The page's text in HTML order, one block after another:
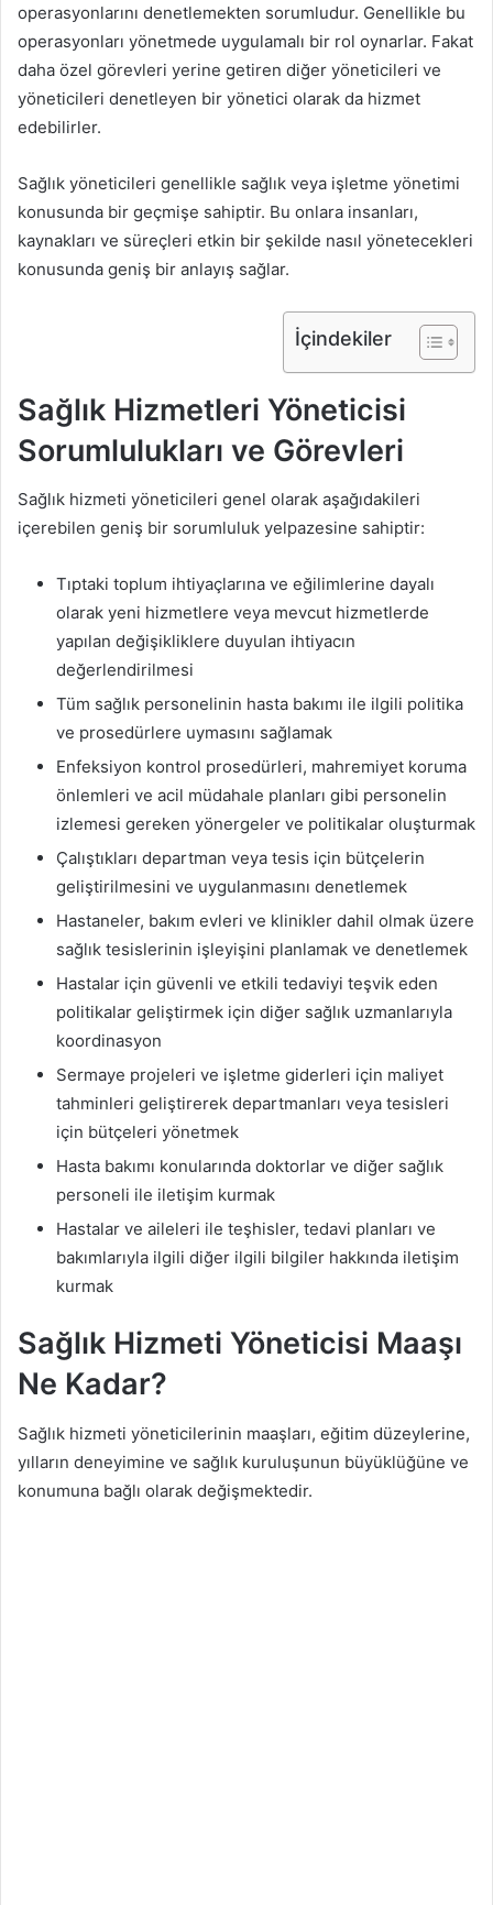
operasyonlarını denetlemekten sorumludur. Genellikle bu
operasyonları yönetmede uygulamalı bir rol oynarlar. Fakat
daha özel görevleri yerine getiren diğer yöneticileri ve
yöneticileri denetleyen bir yönetici olarak da hizmet
edebilirler.
Sağlık yöneticileri genellikle sağlık veya işletme yönetimi
konusunda bir geçmişe sahiptir. Bu onlara insanları,
kaynakları ve süreçleri etkin bir şekilde nasıl yönetecekleri
konusunda geniş bir anlayış sağlar.
İçindekiler
Sağlık Hizmetleri Yöneticisi
Sorumlulukları ve Görevleri
Sağlık hizmeti yöneticileri genel olarak aşağıdakileri
içerebilen geniş bir sorumluluk yelpazesine sahiptir:
Tıptaki toplum ihtiyaçlarına ve eğilimlerine dayalı
olarak yeni hizmetlere veya mevcut hizmetlerde
yapılan değişikliklere duyulan ihtiyacın
değerlendirilmesi
Tüm sağlık personelinin hasta bakımı ile ilgili politika
ve prosedürlere uymasını sağlamak
Enfeksiyon kontrol prosedürleri, mahremiyet koruma
önlemleri ve acil müdahale planları gibi personelin
izlemesi gereken yönergeler ve politikalar oluşturmak
Çalıştıkları departman veya tesis için bütçelerin
geliştirilmesini ve uygulanmasını denetlemek
Hastaneler, bakım evleri ve klinikler dahil olmak üzere
sağlık tesislerinin işleyişini planlamak ve denetlemek
Hastalar için güvenli ve etkili tedaviyi teşvik eden
politikalar geliştirmek için diğer sağlık uzmanlarıyla
koordinasyon
Sermaye projeleri ve işletme giderleri için maliyet
tahminleri geliştirerek departmanları veya tesisleri
için bütçeleri yönetmek
Hasta bakımı konularında doktorlar ve diğer sağlık
personeli ile iletişim kurmak
Hastalar ve aileleri ile teşhisler, tedavi planları ve
bakımlarıyla ilgili diğer ilgili bilgiler hakkında iletişim
kurmak
Sağlık Hizmeti Yöneticisi Maaşı
Ne Kadar?
Sağlık hizmeti yöneticilerinin maaşları, eğitim düzeylerine,
yılların deneyimine ve sağlık kuruluşunun büyüklüğüne ve
konumuna bağlı olarak değişmektedir.